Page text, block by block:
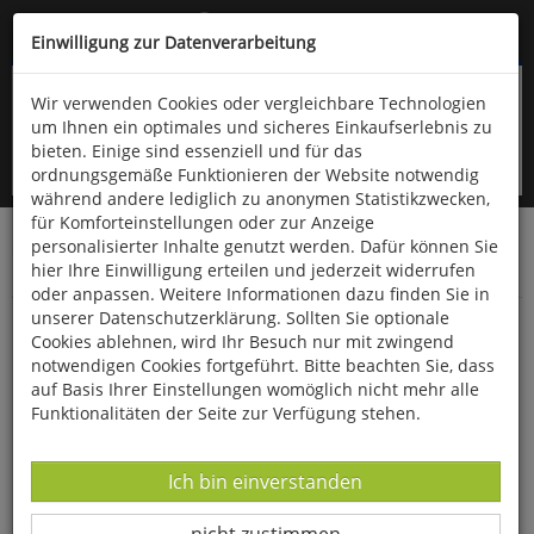
Kompletten Head der Seite überspringen
oder (06766) 9323-960
Startseite Haushalt & Garten
Garten
Bücher zum Thema Garten
60 Beete:
Einwilligung zur Datenverarbeitung
Wir verwenden Cookies oder vergleichbare Technologien
um Ihnen ein optimales und sicheres Einkaufserlebnis zu
bieten. Einige sind essenziell und für das
ordnungsgemäße Funktionieren der Website notwendig
während andere lediglich zu anonymen Statistikzwecken,
für Komforteinstellungen oder zur Anzeige
personalisierter Inhalte genutzt werden. Dafür können Sie
hier Ihre Einwilligung erteilen und jederzeit widerrufen
oder anpassen. Weitere Informationen dazu finden Sie in
unserer Datenschutzerklärung. Sollten Sie optionale
Cookies ablehnen, wird Ihr Besuch nur mit zwingend
notwendigen Cookies fortgeführt. Bitte beachten Sie, dass
auf Basis Ihrer Einstellungen womöglich nicht mehr alle
Funktionalitäten der Seite zur Verfügung stehen.
Datenverarbeitung -
Ich bin einverstanden